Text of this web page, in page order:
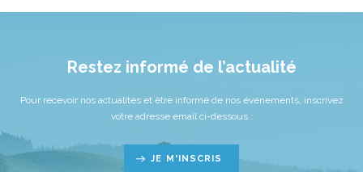
Restez informé de l’actualité
Pour recevoir nos actualités et être informé de nos événements, inscrivez
votre adresse email ci-dessous :
JE M'INSCRIS